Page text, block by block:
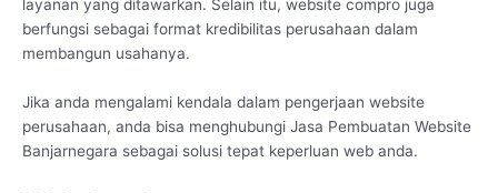
layanan yang ditawarkan. Selain itu, website compro juga
berfungsi sebagai format kredibilitas perusahaan dalam
membangun usahanya.
Jika anda mengalami kendala dalam pengerjaan website
perusahaan, anda bisa menghubungi Jasa Pembuatan Website
Banjarnegara sebagai solusi tepat keperluan web anda.